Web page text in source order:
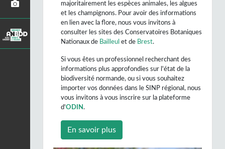
majoritairement les espèces animales, les algues
et les champignons. Pour avoir des informations
en lien avec la flore, nous vous invitons à
consulter les sites des Conservatoires Botaniques
Nationaux de Bailleul et de Brest.
Si vous êtes un professionnel recherchant des
informations plus approfondies sur l'état de la
biodiversité normande, ou si vous souhaitez
importer vos données dans le SINP régional, nous
vous invitons à vous inscrire sur la plateforme
d'ODIN.
En savoir plus